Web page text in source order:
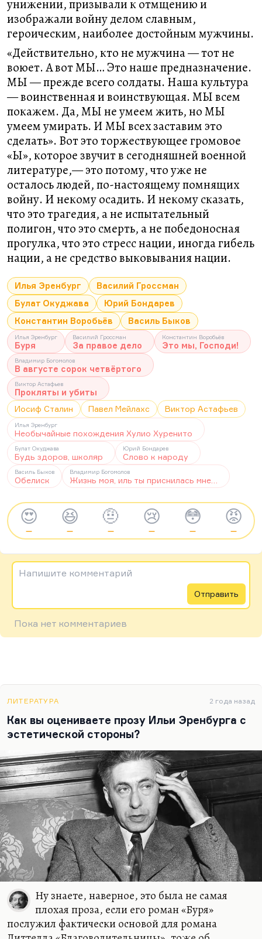
унижении, призывали к отмщению и
изображали войну делом славным,
героическим, наиболее достойным мужчины.
«Действительно, кто не мужчина — тот не
воюет. А вот МЫ… Это наше предназначение.
МЫ — прежде всего солдаты. Наша культура
— воинственная и воинствующая. МЫ всем
покажем. Да, МЫ не умеем жить, но МЫ
умеем умирать. И МЫ всех заставим это
сделать». Вот это торжествующее громовое
«Ы», которое звучит в сегодняшней военной
литературе,— это потому, что уже не
осталось людей, по-настоящему помнящих
войну. И некому осадить. И некому сказать,
что это трагедия, а не испытательный
полигон, что это смерть, а не победоносная
прогулка, что это стресс нации, иногда гибель
нации, а не средство выковывания нации.
Илья Эренбург
Василий Гроссман
Булат Окуджава
Юрий Бондарев
Константин Воробьёв
Василь Быков
Илья Эренбург
Буря
Василий Гроссман
За правое дело
Константин Воробьёв
Это мы, Господи!
Владимир Богомолов
В августе сорок четвёртого
Виктор Астафьев
Прокляты и убиты
Иосиф Сталин
Павел Мейлахс Виктор Астафьев
Илья Эренбург
Необычайные похождения Хулио Хуренито
Булат Окуджава
Будь здоров, школяр
Юрий Бондарев
Слово к народу
Василь Быков
Обелиск
Владимир Богомолов
Жизнь моя, иль ты приснилась мне…
😍
—
😆
—
🤨
—
😢
—
😳
—
😡
—
Напишите комментарий
Отправить
Пока нет комментариев
ЛИТЕРАТУРА 2 года назад
Как вы оцениваете прозу Ильи Эренбурга с
эстетической стороны?
Ну знаете, наверное, это была не самая
плохая проза, если его роман «Буря»
послужил фактически основой для романа